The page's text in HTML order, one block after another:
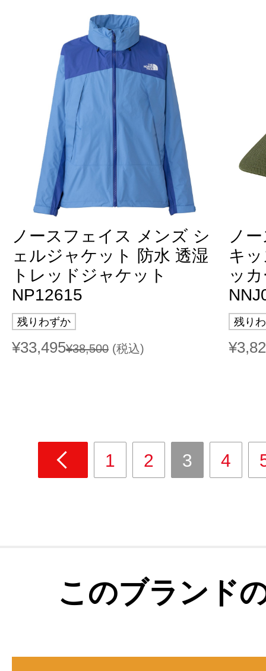
ノースフェイス メンズ シ
ェルジャケット 防水 透湿
トレッドジャケット
NP12615
残りわずか
¥33,495¥38,500 (税込)
ノ
キ
ッ
残り
1 2 3 4
このブランド